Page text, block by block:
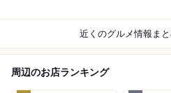
近くのグルメ情報ま
周辺のお店ランキング